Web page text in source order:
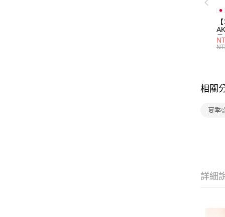
量
相關
夏季
詳細